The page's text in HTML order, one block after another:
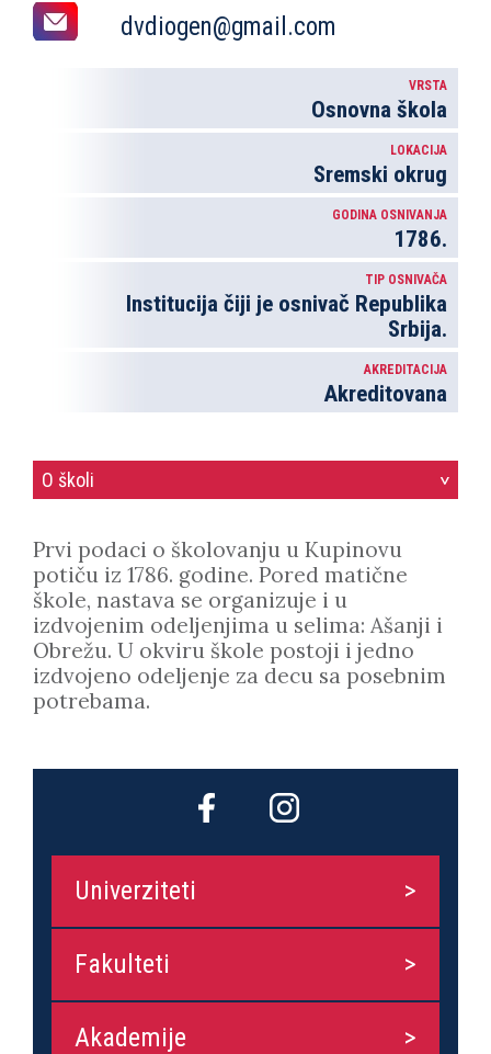
dvdiogen@gmail.com
VRSTA
Osnovna škola
LOKACIJA
Sremski okrug
GODINA OSNIVANJA
1786.
TIP OSNIVAČA
Institucija čiji je osnivač Republika
Srbija.
AKREDITACIJA
Akreditovana
O školi >
Prvi podaci o školovanju u Kupinovu
potiču iz 1786. godine. Pored matične
škole, nastava se organizuje i u
izdvojenim odeljenjima u selima: Ašanji i
Obrežu. U okviru škole postoji i jedno
izdvojeno odeljenje za decu sa posebnim
potrebama.
Univerziteti
Fakulteti
Akademije